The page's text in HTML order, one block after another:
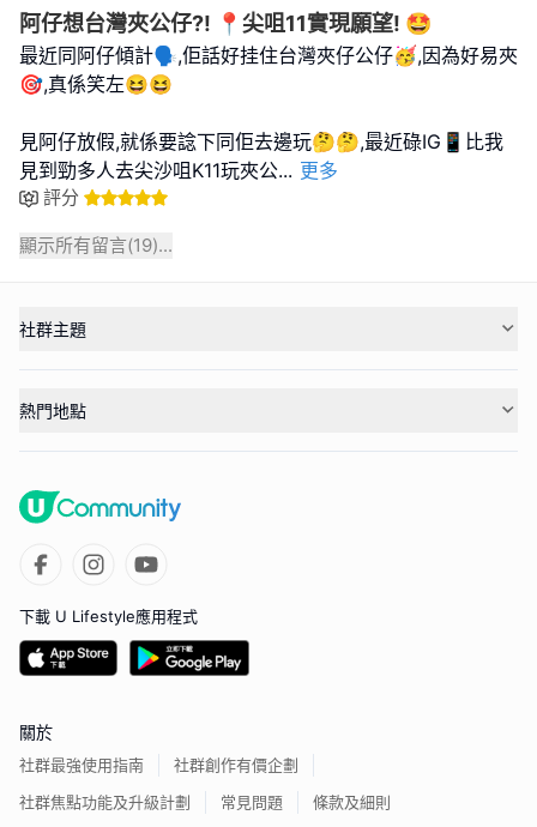
阿仔想台灣夾公仔?! 📍尖咀11實現願望! 🤩
最近同阿仔傾計🗣️,佢話好挂住台灣夾仔公仔🥳,因為好易夾
🎯,真係笑左😆😆
見阿仔放假,就係要諗下同佢去邊玩🤔🤔,最近碌IG📱比我
見到勁多人去尖沙咀K11玩夾公... 更多
評分
顯示所有留言(19)...
社群主題
熱門地點
下載 U Lifestyle應用程式
關於
社群最強使用指南
社群創作有價企劃
社群焦點功能及升級計劃
常見問題 條款及細則